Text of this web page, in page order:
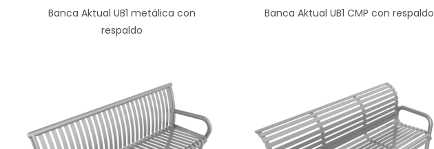
Banca Aktual UB1 metálica con
respaldo
Banca Aktual UB1 CMP con respaldo